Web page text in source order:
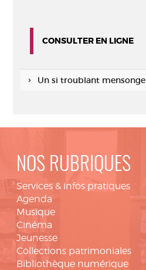
CONSULTER EN LIGNE
Un si troublant mensonge
NOS RUBRIQUES
Services & infos pratiques
Agenda
Musique
Cinéma
Jeunesse
Collections patrimoniales
Bibliothèque numérique